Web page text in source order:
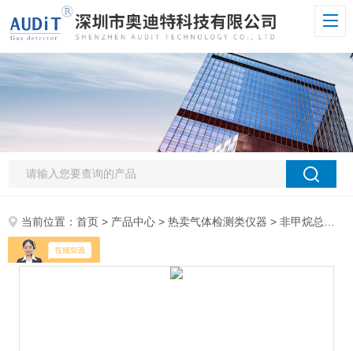
当前位置：首页 > 产品中心 >热卖气体检测类仪器 >非甲烷总烃检测仪